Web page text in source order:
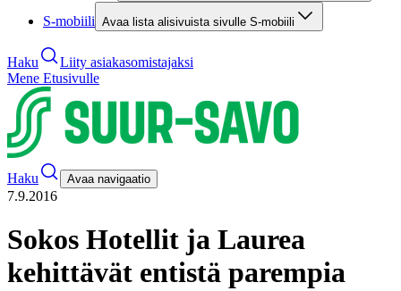
S-mobiili Avaa lista alisivuista sivulle S-mobiili
Haku
Liity asiakasomistajaksi
Mene Etusivulle
Haku Avaa navigaatio
7.9.2016
Sokos Hotellit ja Laurea
kehittävät entistä parempia